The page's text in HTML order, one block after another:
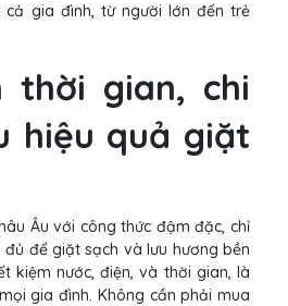
gia đình, từ người lớn đến trẻ
thời gian, chi
hiệu quả giặt
Âu với công thức đậm đặc, chỉ
để giặt sạch và lưu hương bền
kiệm nước, điện, và thời gian, là
gia đình. Không cần phải mua